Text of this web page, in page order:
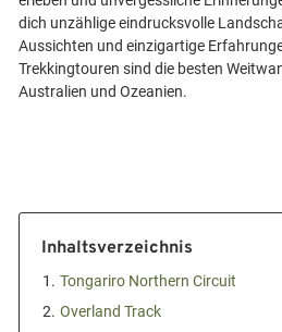
dich unzählige eindrucksvolle
Aussichten und einzigartige
Trekkingtouren sind die besten
Inhaltsverzeichnis
1. Tongariro Northern Circuit
2. Overland Track